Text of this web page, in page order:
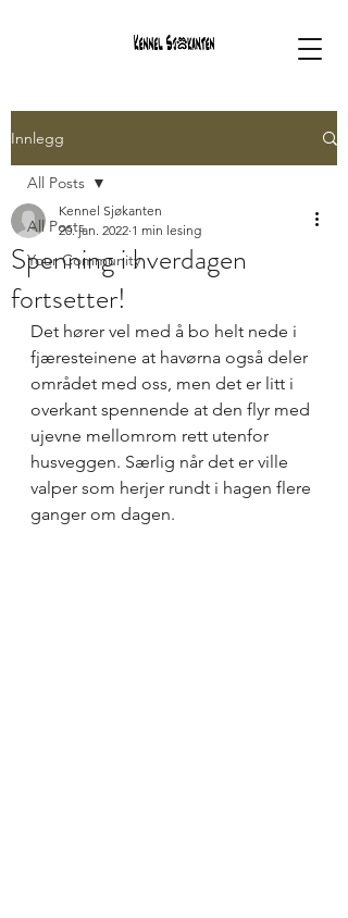
Innlegg
All Posts
Your Community
All Posts
Spenning i hverdagen
fortsetter!
Kennel Sjøkanten
20. jan. 2022 1 min lesing
Det hører vel med å bo helt nede i
fjæresteinene at havørna også deler
området med oss, men det er litt i
overkant spennende at den flyr med
ujevne mellomrom rett utenfor
husveggen. Særlig når det er ville
valper som herjer rundt i hagen flere
ganger om dagen.